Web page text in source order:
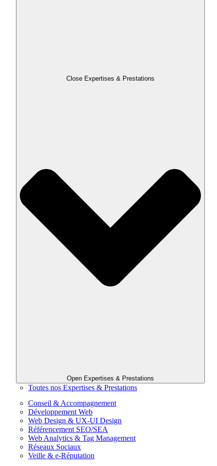
Close Expertises & Prestations
Open Expertises & Prestations
Toutes nos Expertises & Prestations
Conseil & Accompagnement
Développement Web
Web Design & UX-UI Design
Référencement SEO/SEA
Web Analytics & Tag Management
Réseaux Sociaux
Veille & e-Réputation